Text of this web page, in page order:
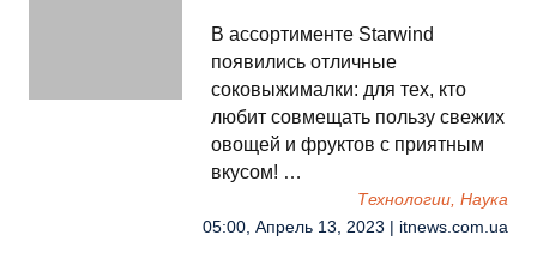
В ассортименте Starwind
появились отличные
соковыжималки: для тех, кто
любит совмещать пользу свежих
овощей и фруктов с приятным
вкусом! …
Технологии, Наука
05:00, Апрель 13, 2023 | itnews.com.ua